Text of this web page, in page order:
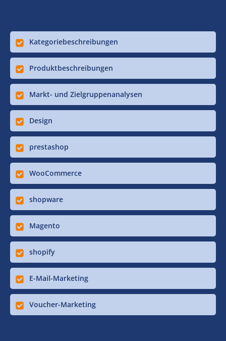
Kategoriebeschreibungen
Produktbeschreibungen
Markt- und Zielgruppenanalysen
Design
prestashop
WooCommerce
shopware
Magento
shopify
E-Mail-Marketing
Voucher-Marketing